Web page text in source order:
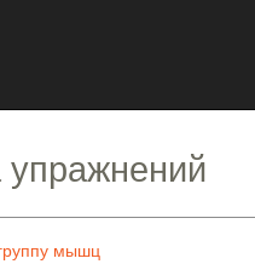
упражнений
мышц